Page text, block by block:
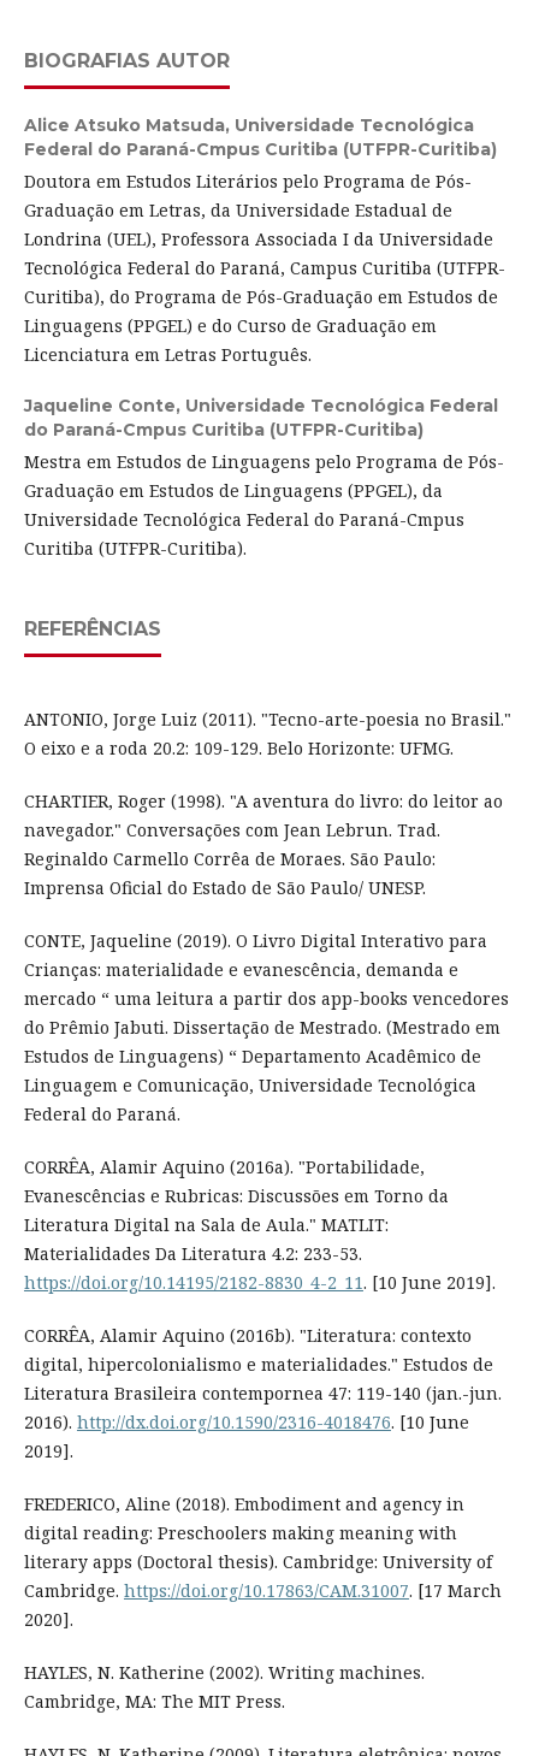
BIOGRAFIAS AUTOR
Alice Atsuko Matsuda, Universidade Tecnológica
Federal do Paraná-Cmpus Curitiba (UTFPR-Curitiba)
Doutora em Estudos Literários pelo Programa de Pós-
Graduação em Letras, da Universidade Estadual de
Londrina (UEL), Professora Associada I da Universidade
Tecnológica Federal do Paraná, Campus Curitiba (UTFPR-
Curitiba), do Programa de Pós-Graduação em Estudos de
Linguagens (PPGEL) e do Curso de Graduação em
Licenciatura em Letras Português.
Jaqueline Conte, Universidade Tecnológica Federal
do Paraná-Cmpus Curitiba (UTFPR-Curitiba)
Mestra em Estudos de Linguagens pelo Programa de Pós-
Graduação em Estudos de Linguagens (PPGEL), da
Universidade Tecnológica Federal do Paraná-Cmpus
Curitiba (UTFPR-Curitiba).
REFERÊNCIAS
ANTONIO, Jorge Luiz (2011). "Tecno-arte-poesia no Brasil."
O eixo e a roda 20.2: 109-129. Belo Horizonte: UFMG.
CHARTIER, Roger (1998). "A aventura do livro: do leitor ao
navegador." Conversações com Jean Lebrun. Trad.
Reginaldo Carmello Corrêa de Moraes. São Paulo:
Imprensa Oficial do Estado de São Paulo/ UNESP.
CONTE, Jaqueline (2019). O Livro Digital Interativo para
Crianças: materialidade e evanescência, demanda e
mercado “ uma leitura a partir dos app-books vencedores
do Prêmio Jabuti. Dissertação de Mestrado. (Mestrado em
Estudos de Linguagens) “ Departamento Acadêmico de
Linguagem e Comunicação, Universidade Tecnológica
Federal do Paraná.
CORRÊA, Alamir Aquino (2016a). "Portabilidade,
Evanescências e Rubricas: Discussões em Torno da
Literatura Digital na Sala de Aula." MATLIT:
Materialidades Da Literatura 4.2: 233-53.
https://doi.org/10.14195/2182-8830_4-2_11. [10 June 2019].
CORRÊA, Alamir Aquino (2016b). "Literatura: contexto
digital, hipercolonialismo e materialidades." Estudos de
Literatura Brasileira contempornea 47: 119-140 (jan.-jun.
2016). http://dx.doi.org/10.1590/2316-4018476. [10 June
2019].
FREDERICO, Aline (2018). Embodiment and agency in
digital reading: Preschoolers making meaning with
literary apps (Doctoral thesis). Cambridge: University of
Cambridge. https://doi.org/10.17863/CAM.31007. [17 March
2020].
HAYLES, N. Katherine (2002). Writing machines.
Cambridge, MA: The MIT Press.